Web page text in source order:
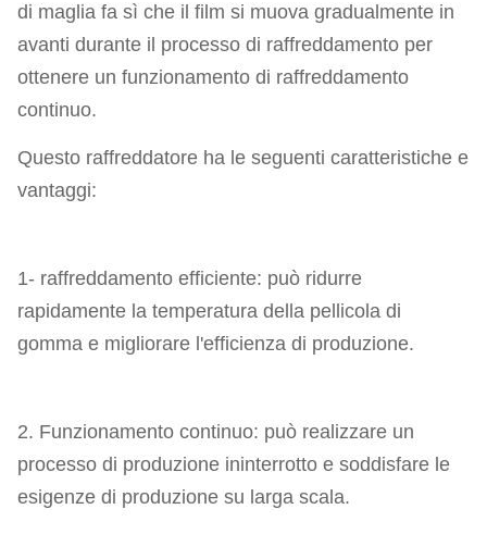
di maglia fa sì che il film si muova gradualmente in
avanti durante il processo di raffreddamento per
ottenere un funzionamento di raffreddamento
continuo.
Questo raffreddatore ha le seguenti caratteristiche e
vantaggi:
1- raffreddamento efficiente: può ridurre
rapidamente la temperatura della pellicola di
gomma e migliorare l'efficienza di produzione.
2. Funzionamento continuo: può realizzare un
processo di produzione ininterrotto e soddisfare le
esigenze di produzione su larga scala.